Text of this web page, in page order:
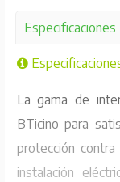
Especificaciones
La gama de
BTicino para
protección
instalación